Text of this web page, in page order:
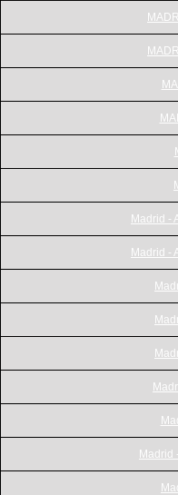
Madrid -
Madrid -
Madrid